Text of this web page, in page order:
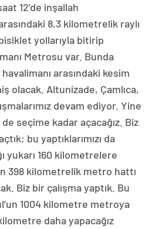
12’de inşallah
8,3 kilometrelik raylı
yollarıyla bitirip
Metrosu var. Bunda
arasındaki kesim
olacak. Altunizade, Çamlıca,
devam ediyor. Yine
seçime kadar açacağız. Biz
bu yaptıklarımızı da
yukarı 160 kilometrelere
398 kilometrelik metro hattı
Biz bir çalışma yaptık. Bu
1004 kilometre metroya
daha yapacağız